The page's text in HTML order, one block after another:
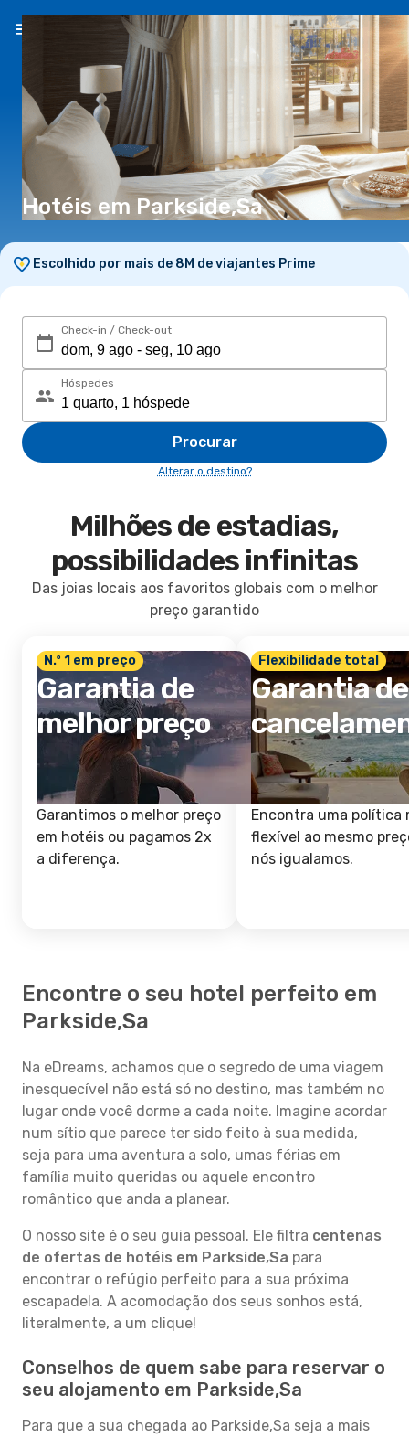
PT(€)
Hotéis em Parkside,Sa
Escolhido por mais de 8M de viajantes Prime
Check-in / Check-out
Hóspedes
Procurar
Alterar o destino?
Milhões de estadias,
possibilidades infinitas
Das joias locais aos favoritos globais com o melhor
preço garantido
N.º 1 em preço
Garantia de
melhor preço
Garantimos o melhor preço
em hotéis ou pagamos 2x
a diferença.
Flexibilidade total
Garantia de
Encontra uma política
flexível ao mesmo
nós igualamos.
Encontre o seu hotel perfeito em
Parkside,Sa
Na eDreams, achamos que o segredo de uma viagem
inesquecível não está só no destino, mas também no
lugar onde você dorme a cada noite. Imagine acordar
num sítio que parece ter sido feito à sua medida,
seja para uma aventura a solo, umas férias em
família muito queridas ou aquele encontro
romântico que anda a planear.
O nosso site é o seu guia pessoal. Ele filtra centenas
de ofertas de hotéis em Parkside,Sa para
encontrar o refúgio perfeito para a sua próxima
escapadela. A acomodação dos seus sonhos está,
literalmente, a um clique!
Conselhos de quem sabe para reservar o
seu alojamento em Parkside,Sa
Para que a sua chegada ao Parkside,Sa seja a mais